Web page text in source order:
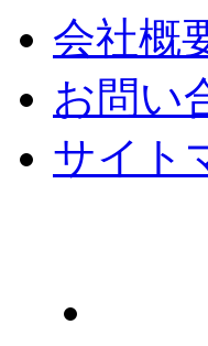
会社概
お問い
サイト